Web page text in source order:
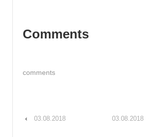
Comments
comments
‹ 03.08.2018 03.08.2018